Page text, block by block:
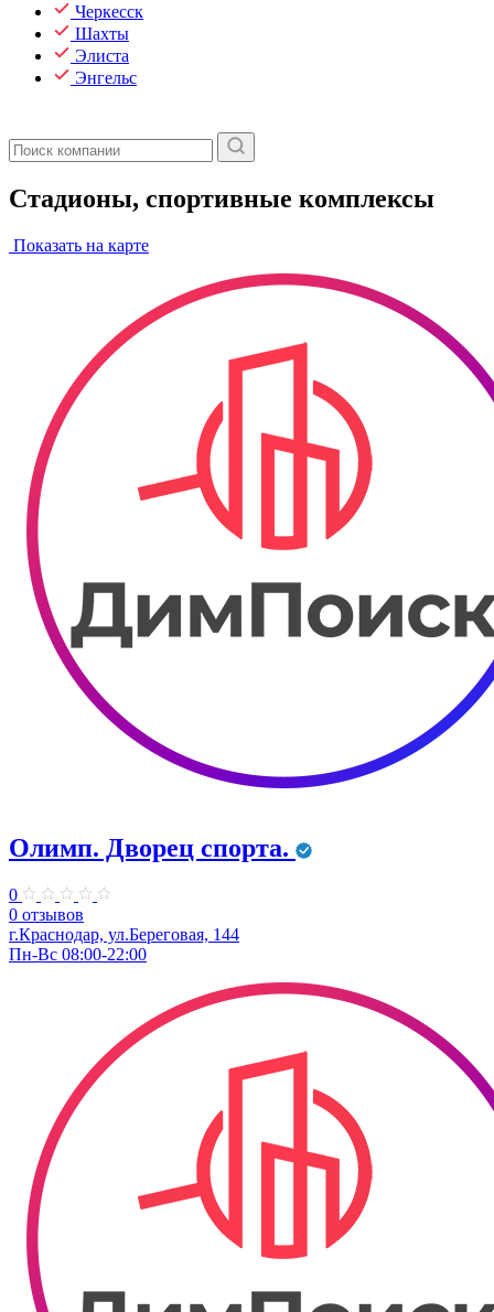
Черкесск
Шахты
Элиста
Энгельс
Стадионы, спортивные комплексы
Показать на карте
Олимп. Дворец спорта.
0
0 отзывов
г.Краснодар, ул.Береговая, 144
Пн-Вс 08:00-22:00